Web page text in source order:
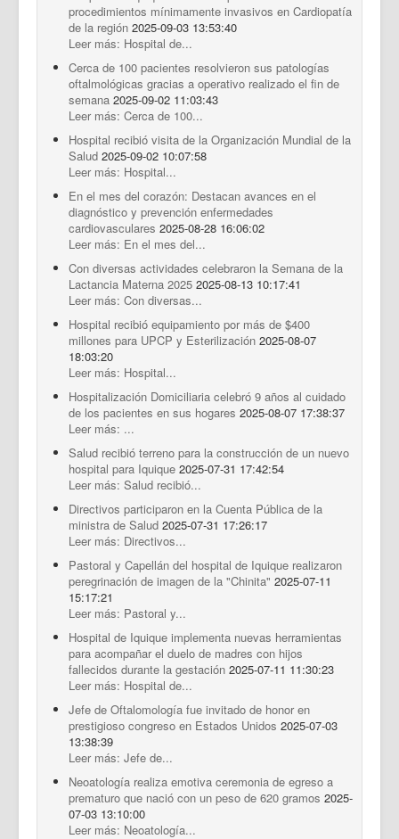
procedimientos mínimamente invasivos en Cardiopatía
de la región 2025-09-03 13:53:40
Leer más: Hospital de...
Cerca de 100 pacientes resolvieron sus patologías
oftalmológicas gracias a operativo realizado el fin de
semana 2025-09-02 11:03:43
Leer más: Cerca de 100...
Hospital recibió visita de la Organización Mundial de la
Salud 2025-09-02 10:07:58
Leer más: Hospital...
En el mes del corazón: Destacan avances en el
diagnóstico y prevención enfermedades
cardiovasculares 2025-08-28 16:06:02
Leer más: En el mes del...
Con diversas actividades celebraron la Semana de la
Lactancia Materna 2025 2025-08-13 10:17:41
Leer más: Con diversas...
Hospital recibió equipamiento por más de $400
millones para UPCP y Esterilización 2025-08-07
18:03:20
Leer más: Hospital...
Hospitalización Domiciliaria celebró 9 años al cuidado
de los pacientes en sus hogares 2025-08-07 17:38:37
Leer más: ...
Salud recibió terreno para la construcción de un nuevo
hospital para Iquique 2025-07-31 17:42:54
Leer más: Salud recibió...
Directivos participaron en la Cuenta Pública de la
ministra de Salud 2025-07-31 17:26:17
Leer más: Directivos...
Pastoral y Capellán del hospital de Iquique realizaron
peregrinación de imagen de la "Chinita" 2025-07-11
15:17:21
Leer más: Pastoral y...
Hospital de Iquique implementa nuevas herramientas
para acompañar el duelo de madres con hijos
fallecidos durante la gestación 2025-07-11 11:30:23
Leer más: Hospital de...
Jefe de Oftalomología fue invitado de honor en
prestigioso congreso en Estados Unidos 2025-07-03
13:38:39
Leer más: Jefe de...
Neoatología realiza emotiva ceremonia de egreso a
prematuro que nació con un peso de 620 gramos 2025-
07-03 13:10:00
Leer más: Neoatología...